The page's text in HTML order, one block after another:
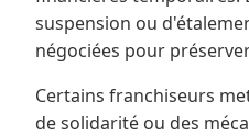
suspension ou
négociées pour
Certains franchiseurs
de solidarité ou des